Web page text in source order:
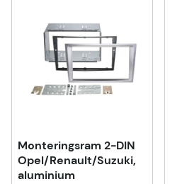
Monteringsram 2-DIN
Opel/Renault/Suzuki,
aluminium